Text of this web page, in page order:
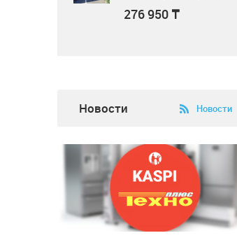
Блендер Scarlett
Tribilo 120960
276 950 ₸
WING II E150 AC
354 000₸
Воздушная завеса
Новости Новости